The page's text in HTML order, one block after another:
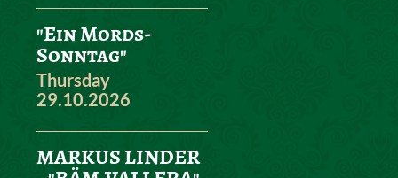
"Ein Mords-
Sonntag"
Thursday
29.10.2026
MARKUS LINDER